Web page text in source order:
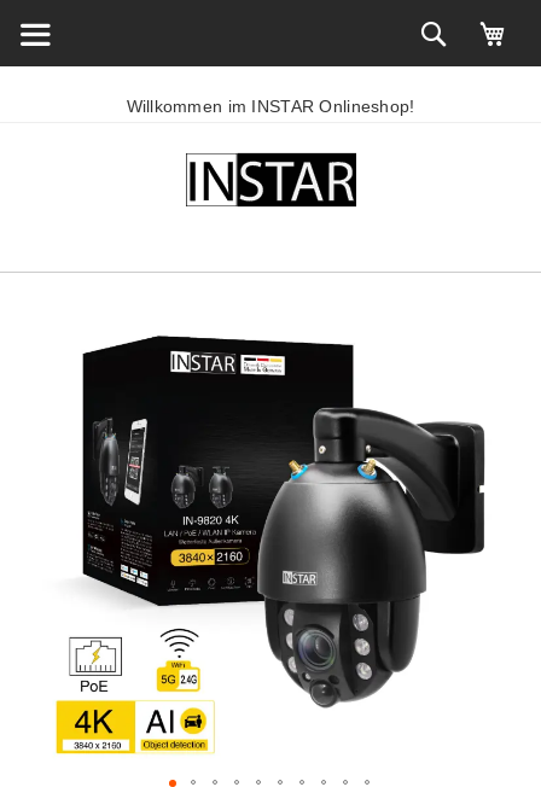
Willkommen im INSTAR Onlineshop!